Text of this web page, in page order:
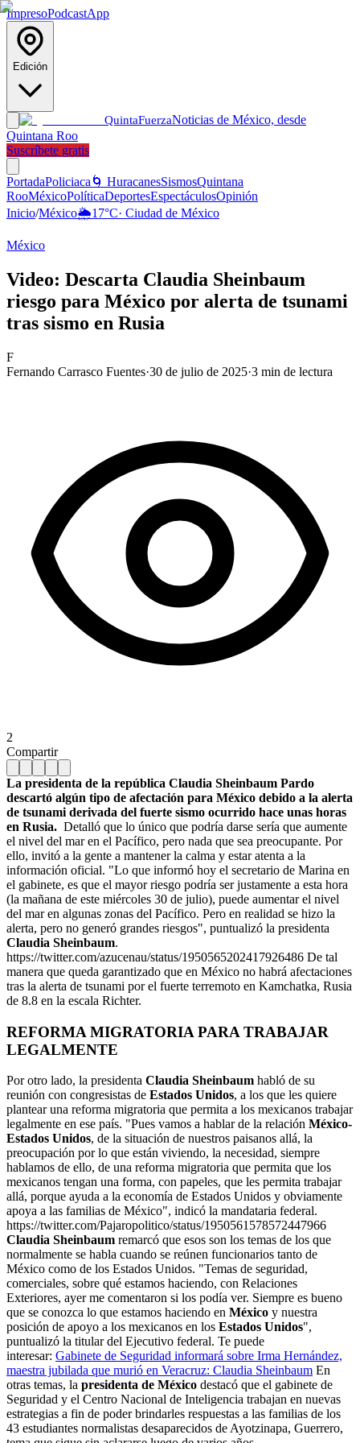
ImpresoPodcastApp
Edición
QuintaFuerzaNoticias de México, desde
Quintana Roo
Suscríbete gratis
PortadaPoliciaca 🌀 HuracanesSismosQuintana
RooMéxicoPolíticaDeportesEspectáculosOpinión
Inicio/México🌦️17°C· Ciudad de México
México
Video: Descarta Claudia Sheinbaum
riesgo para México por alerta de tsunami
tras sismo en Rusia
F
Fernando Carrasco Fuentes·30 de julio de 2025·3 min de lectura
2
Compartir
La presidenta de la república Claudia Sheinbaum Pardo
descartó algún tipo de afectación para México debido a la alerta
de tsunami derivada del fuerte sismo ocurrido hace unas horas
en Rusia. Detalló que lo único que podría darse sería que aumente
el nivel del mar en el Pacífico, pero nada que sea preocupante. Por
ello, invitó a la gente a mantener la calma y estar atenta a la
información oficial. "Lo que informó hoy el secretario de Marina en
el gabinete, es que el mayor riesgo podría ser justamente a esta hora
(la mañana de este miércoles 30 de julio), puede aumentar el nivel
del mar en algunas zonas del Pacífico. Pero en realidad se hizo la
alerta, pero no generó grandes riesgos", puntualizó la presidenta
Claudia Sheinbaum.
https://twitter.com/azucenau/status/1950565202417926486 De tal
manera que queda garantizado que en México no habrá afectaciones
tras la alerta de tsunami por el fuerte terremoto en Kamchatka, Rusia
de 8.8 en la escala Richter.
REFORMA MIGRATORIA PARA TRABAJAR
LEGALMENTE
Por otro lado, la presidenta Claudia Sheinbaum habló de su
reunión con congresistas de Estados Unidos, a los que les quiere
plantear una reforma migratoria que permita a los mexicanos trabajar
legalmente en ese país. "Pues vamos a hablar de la relación México-
Estados Unidos, de la situación de nuestros paisanos allá, la
preocupación por lo que están viviendo, la necesidad, siempre
hablamos de ello, de una reforma migratoria que permita que los
mexicanos tengan una forma, con papeles, que les permita trabajar
allá, porque ayuda a la economía de Estados Unidos y obviamente
apoya a las familias de México", indicó la mandataria federal.
https://twitter.com/Pajaropolitico/status/1950561578572447966
Claudia Sheinbaum remarcó que esos son los temas de los que
normalmente se habla cuando se reúnen funcionarios tanto de
México como de los Estados Unidos. "Temas de seguridad,
comerciales, sobre qué estamos haciendo, con Relaciones
Exteriores, ayer me comentaron si los podía ver. Siempre es bueno
que se conozca lo que estamos haciendo en México y nuestra
posición de apoyo a los mexicanos en los Estados Unidos",
puntualizó la titular del Ejecutivo federal. Te puede
interesar: Gabinete de Seguridad informará sobre Irma Hernández,
maestra jubilada que murió en Veracruz: Claudia Sheinbaum En
otras temas, la presidenta de México destacó que el gabinete de
Seguridad y el Centro Nacional de Inteligencia trabajan en nuevas
estrategias a fin de poder brindarles respuestas a las familias de los
43 estudiantes normalistas desaparecidos de Ayotzinapa, Guerrero,